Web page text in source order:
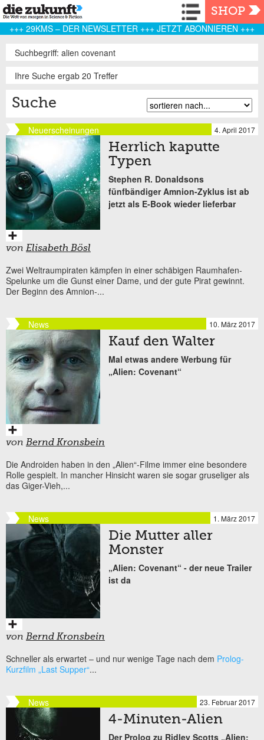
Navigation
SHOP
+++ 29KMS – DER NEWSLETTER +++ JETZT ABONNIEREN +++
Suchbegriff: alien covenant
Ihre Suche ergab 20 Treffer
Suche
Neuerscheinungen 4. April 2017
Herrlich kaputte
Typen
Stephen R. Donaldsons
fünfbändiger Amnion-Zyklus ist ab
jetzt als E-Book wieder lieferbar
von Elisabeth Bösl
Zwei Weltraumpiraten kämpfen in einer schäbigen Raumhafen-
Spelunke um die Gunst einer Dame, und der gute Pirat gewinnt.
Der Beginn des Amnion-...
News 10. März 2017
Kauf den Walter
Mal etwas andere Werbung für
„Alien: Covenant“
von Bernd Kronsbein
Die Androiden haben in den „Alien“-Filme immer eine besondere
Rolle gespielt. In mancher Hinsicht waren sie sogar gruseliger als
das Giger-Vieh,...
News 1. März 2017
Die Mutter aller
Monster
„Alien: Covenant“ - der neue Trailer
ist da
von Bernd Kronsbein
Schneller als erwartet – und nur wenige Tage nach dem Prolog-
Kurzfilm „Last Supper“...
News 23. Februar 2017
4-Minuten-Alien
Der Prolog zu Ridley Scotts „Alien: